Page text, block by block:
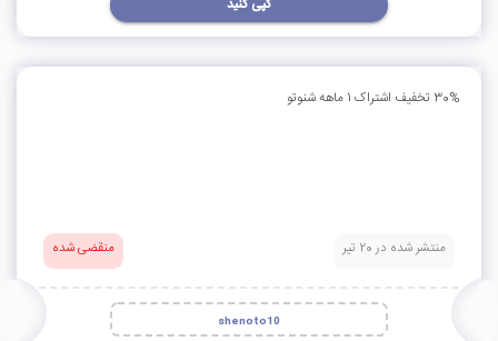
کپی کنید
30% تخفیف اشتراک 1 ماهه شنوتو
منتشر شده در 20 تیر منقضی شده
shenoto10